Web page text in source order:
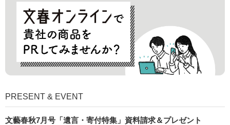
PRESENT & EVENT
文藝春秋7月号「遺言・寄付特集」資料請求＆プレゼント